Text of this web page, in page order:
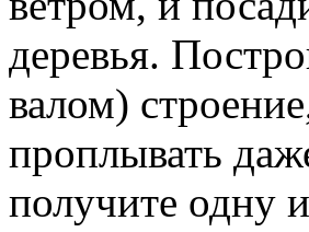
деревья.
валом)
проплывать
получите одну